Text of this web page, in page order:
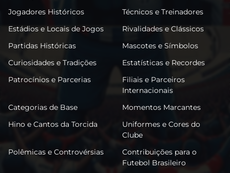
Jogadores Históricos
Técnicos e Treinadores
Estádios e Locais de Jogos
Rivalidades e Clássicos
Partidas Históricas
Mascotes e Símbolos
Curiosidades e Tradições
Estatísticas e Recordes
Patrocínios e Parcerias
Filiais e Parceiros
Internacionais
Categorias de Base
Momentos Marcantes
Hino e Cantos da Torcida
Uniformes e Cores do
Clube
Polêmicas e Controvérsias
Contribuições para o
Futebol Brasileiro